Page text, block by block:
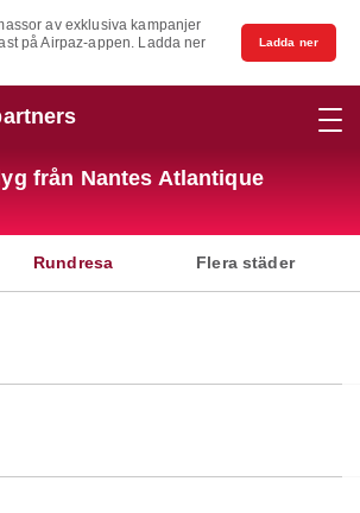
av exklusiva kampanjer
på Airpaz-appen. Ladda ner
Ladda ner
från Nantes Atlantique
Rundresa Flera städer